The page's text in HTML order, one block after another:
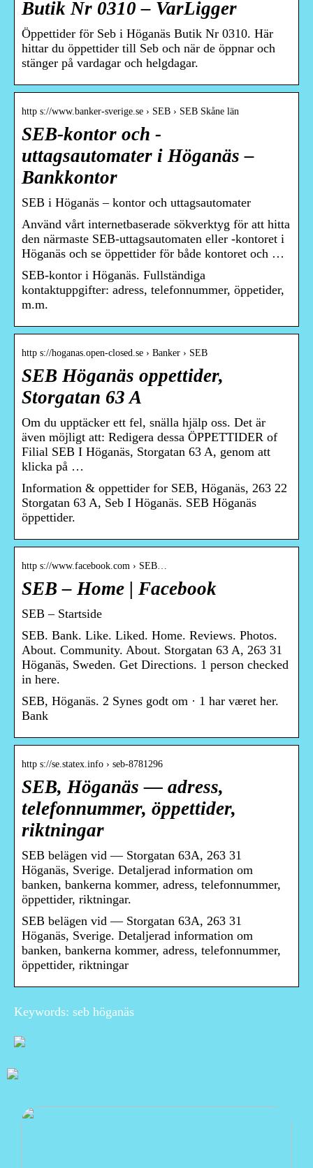
Butik Nr 0310 – VarLigger
Öppettider för Seb i Höganäs Butik Nr 0310. Här
hittar du öppettider till Seb och när de öppnar och
stänger på vardagar och helgdagar.
http s://www.banker-sverige.se › SEB › SEB Skåne län
SEB-kontor och -
uttagsautomater i Höganäs –
Bankkontor
SEB i Höganäs – kontor och uttagsautomater
Använd vårt internetbaserade sökverktyg för att hitta
den närmaste SEB-uttagsautomaten eller -kontoret i
Höganäs och se öppettider för både kontoret och …
SEB-kontor i Höganäs. Fullständiga
kontaktuppgifter: adress, telefonnummer, öppetider,
m.m.
http s://hoganas.open-closed.se › Banker › SEB
SEB Höganäs oppettider,
Storgatan 63 A
Om du upptäcker ett fel, snälla hjälp oss. Det är
även möjligt att: Redigera dessa ÖPPETTIDER of
Filial SEB I Höganäs, Storgatan 63 A, genom att
klicka på …
Information & oppettider for SEB, Höganäs, 263 22
Storgatan 63 A, Seb I Höganäs. SEB Höganäs
öppettider.
http s://www.facebook.com › SEB…
SEB – Home | Facebook
SEB – Startside
SEB. Bank. Like. Liked. Home. Reviews. Photos.
About. Community. About. Storgatan 63 A, 263 31
Höganäs, Sweden. Get Directions. 1 person checked
in here.
SEB, Höganäs. 2 Synes godt om · 1 har været her.
Bank
http s://se.statex.info › seb-8781296
SEB, Höganäs — adress,
telefonnummer, öppettider,
riktningar
SEB belägen vid — Storgatan 63A, 263 31
Höganäs, Sverige. Detaljerad information om
banken, bankerna kommer, adress, telefonnummer,
öppettider, riktningar.
SEB belägen vid — Storgatan 63A, 263 31
Höganäs, Sverige. Detaljerad information om
banken, bankerna kommer, adress, telefonnummer,
öppettider, riktningar
Keywords: seb höganäs